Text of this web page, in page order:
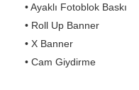
• Ayaklı Fotoblok Baskı
• Roll Up Banner
• X Banner
• Cam Giydirme